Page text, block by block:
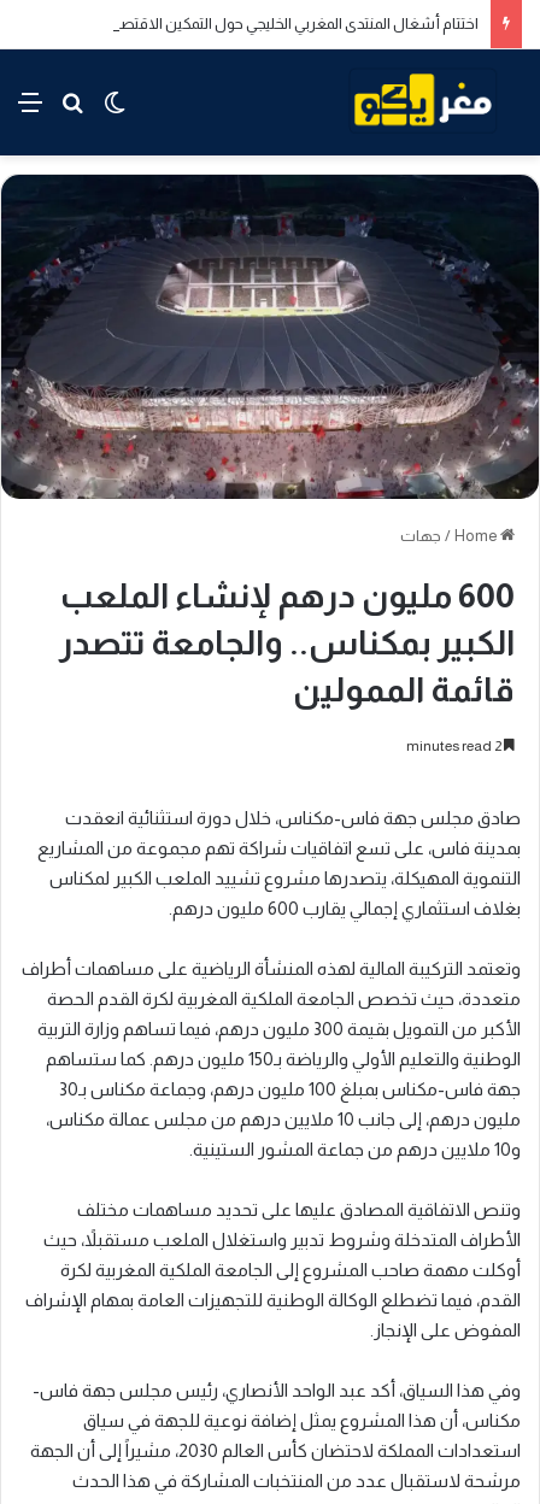
for
Switch skin
/ جهات
600 مليون درهم لإنشاء الملعب
الكبير بمكناس.. والجامعة تتصدر
قائمة الممولين
صادق مجلس جهة فاس-مكناس، خلال دورة استثنائية انعقدت
بمدينة فاس، على تسع اتفاقيات شراكة تهم مجموعة من المشاريع
التنموية المهيكلة، يتصدرها مشروع تشييد الملعب الكبير لمكناس
بغلاف استثماري إجمالي يقارب 600 مليون درهم.
وتعتمد التركيبة المالية لهذه المنشأة الرياضية على مساهمات أطراف
متعددة، حيث تخصص الجامعة الملكية المغربية لكرة القدم الحصة
الأكبر من التمويل بقيمة 300 مليون درهم، فيما تساهم وزارة التربية
الوطنية والتعليم الأولي والرياضة بـ150 مليون درهم. كما ستساهم
جهة فاس-مكناس بمبلغ 100 مليون درهم، وجماعة مكناس بـ30
مليون درهم، إلى جانب 10 ملايين درهم من مجلس عمالة مكناس،
و10 ملايين درهم من جماعة المشور الستينية.
وتنص الاتفاقية المصادق عليها على تحديد مساهمات مختلف
الأطراف المتدخلة وشروط تدبير واستغلال الملعب مستقبلاً، حيث
أوكلت مهمة صاحب المشروع إلى الجامعة الملكية المغربية لكرة
القدم، فيما تضطلع الوكالة الوطنية للتجهيزات العامة بمهام الإشراف
المفوض على الإنجاز.
وفي هذا السياق، أكد عبد الواحد الأنصاري، رئيس مجلس جهة فاس-
مكناس، أن هذا المشروع يمثل إضافة نوعية للجهة في سياق
استعدادات المملكة لاحتضان كأس العالم 2030، مشيراً إلى أن الجهة
مرشحة لاستقبال عدد من المنتخبات المشاركة في هذا الحدث